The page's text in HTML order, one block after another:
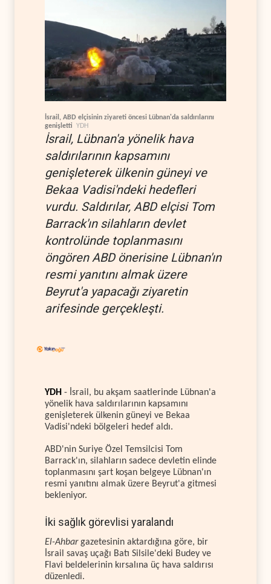
İsrail, ABD elçisinin ziyareti öncesi Lübnan'da saldırılarını
genişletti YDH
İsrail, Lübnan'a yönelik hava
saldırılarının kapsamını
genişleterek ülkenin güneyi ve
Bekaa Vadisi'ndeki hedefleri
vurdu. Saldırılar, ABD elçisi Tom
Barrack'ın silahların devlet
kontrolünde toplanmasını
öngören ABD önerisine Lübnan'ın
resmi yanıtını almak üzere
Beyrut'a yapacağı ziyaretin
arifesinde gerçekleşti.
YDH - İsrail, bu akşam saatlerinde Lübnan'a
yönelik hava saldırılarının kapsamını
genişleterek ülkenin güneyi ve Bekaa
Vadisi'ndeki bölgeleri hedef aldı.
ABD'nin Suriye Özel Temsilcisi Tom
Barrack'ın, silahların sadece devletin elinde
toplanmasını şart koşan belgeye Lübnan'ın
resmi yanıtını almak üzere Beyrut'a gitmesi
bekleniyor.
İki sağlık görevlisi yaralandı
El-Ahbargazetesinin aktardığına göre, bir
İsrail savaş uçağı Batı Silsile'deki Budey ve
Flavi beldelerinin kırsalına üç hava saldırısı
düzenledi.